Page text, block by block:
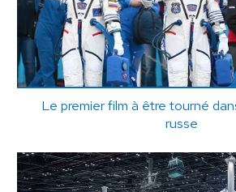
Le premier film à être tourné
russe